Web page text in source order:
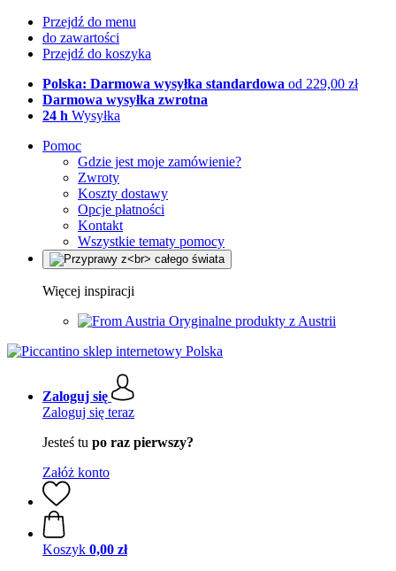
Przejdź do menu
do zawartości
Przejdź do koszyka
Polska: Darmowa wysyłka standardowa od 229,00 zł
Darmowa wysyłka zwrotna
24 h Wysyłka
Pomoc
Gdzie jest moje zamówienie?
Zwroty
Koszty dostawy
Opcje płatności
Kontakt
Wszystkie tematy pomocy
Więcej inspiracji
Oryginalne produkty z Austrii
Zaloguj się
Zaloguj się teraz
Jesteś tu po raz pierwszy?
Załóż konto
Koszyk 0,00 zł